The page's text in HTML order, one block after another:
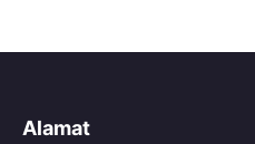
Alamat